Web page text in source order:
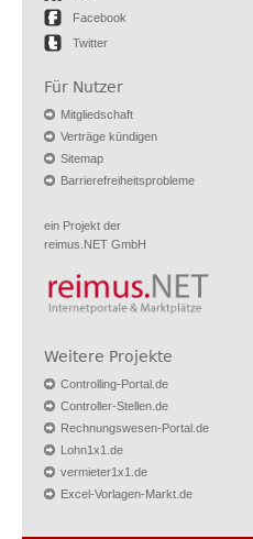
Facebook
Twitter
Für Nutzer
Mitgliedschaft
Verträge kündigen
Sitemap
Barrierefreiheitsprobleme
ein Projekt der
reimus.NET GmbH
Weitere Projekte
Controlling-Portal.de
Controller-Stellen.de
Rechnungswesen-Portal.de
Lohn1x1.de
vermieter1x1.de
Excel-Vorlagen-Markt.de